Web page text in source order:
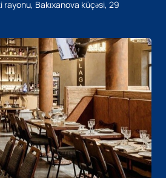
rayonu, Bakıxanova küçəsi, 29